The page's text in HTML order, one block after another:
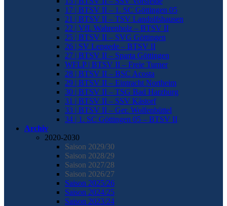
17 | BTSV II – 1. SC Göttingen 05
21 | BTSV II – TSV Landolfshausen
22 | VfL Wahrenholz – BTSV II
25 | BTSV II – SVG Göttingen
26 | SV Lengede – BTSV II
27 | BTSV II – Sparta Göttingen
WFLP | BTSV II – Freie Turner
28 | BTSV II – BSC Acosta
29 | BTSV II – Eintracht Northeim
30 | BTSV II – TSG Bad Harzburg
31 | BTSV II – SSV Kästorf
33 | BTSV II – Ger. Wolfenbüttel
34 | 1. SC Göttingen 05 – BTSV II
Archiv
2020-2030
Saison 2029/30
Saison 2028/29
Saison 2027/28
Saison 2026/27
Saison 2025/26
Saison 2024/25
Saison 2023/24